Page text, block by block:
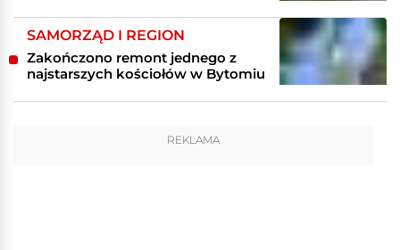
SAMORZĄD I REGION
Zakończono remont jednego z
najstarszych kościołów w Bytomiu
REKLAMA